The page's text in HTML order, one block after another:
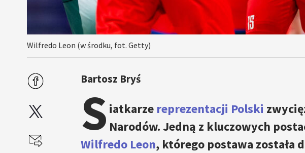
Wilfredo Leon (w środku, fot. Getty)
Bartosz Bryś
S iatkarze reprezentacji Polski
Narodów. Jedną z kluczowych
Wilfredo Leon, którego postawa została